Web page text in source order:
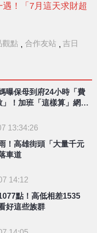
！「7月這天求財超
觀點 , 合作友站 , 吉日
曝保母到府24小時「費
！加班「這樣算」網全
13:34:26
！高雄街頭「大量千元
車道
14:12
點！高低相差1535
好這些族群